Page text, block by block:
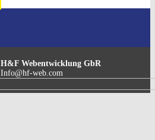
H&F Webentwicklung GbR
Info@hf-web.com